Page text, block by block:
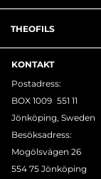
THEOFILS
KONTAKT
Postadress:
BOX 1009 551 11
Jönköping, Sweden
Besöksadress:
Mogölsvägen 26
554 75 Jönköping